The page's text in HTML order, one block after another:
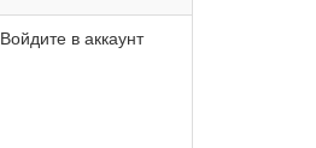
Войдите в аккаунт